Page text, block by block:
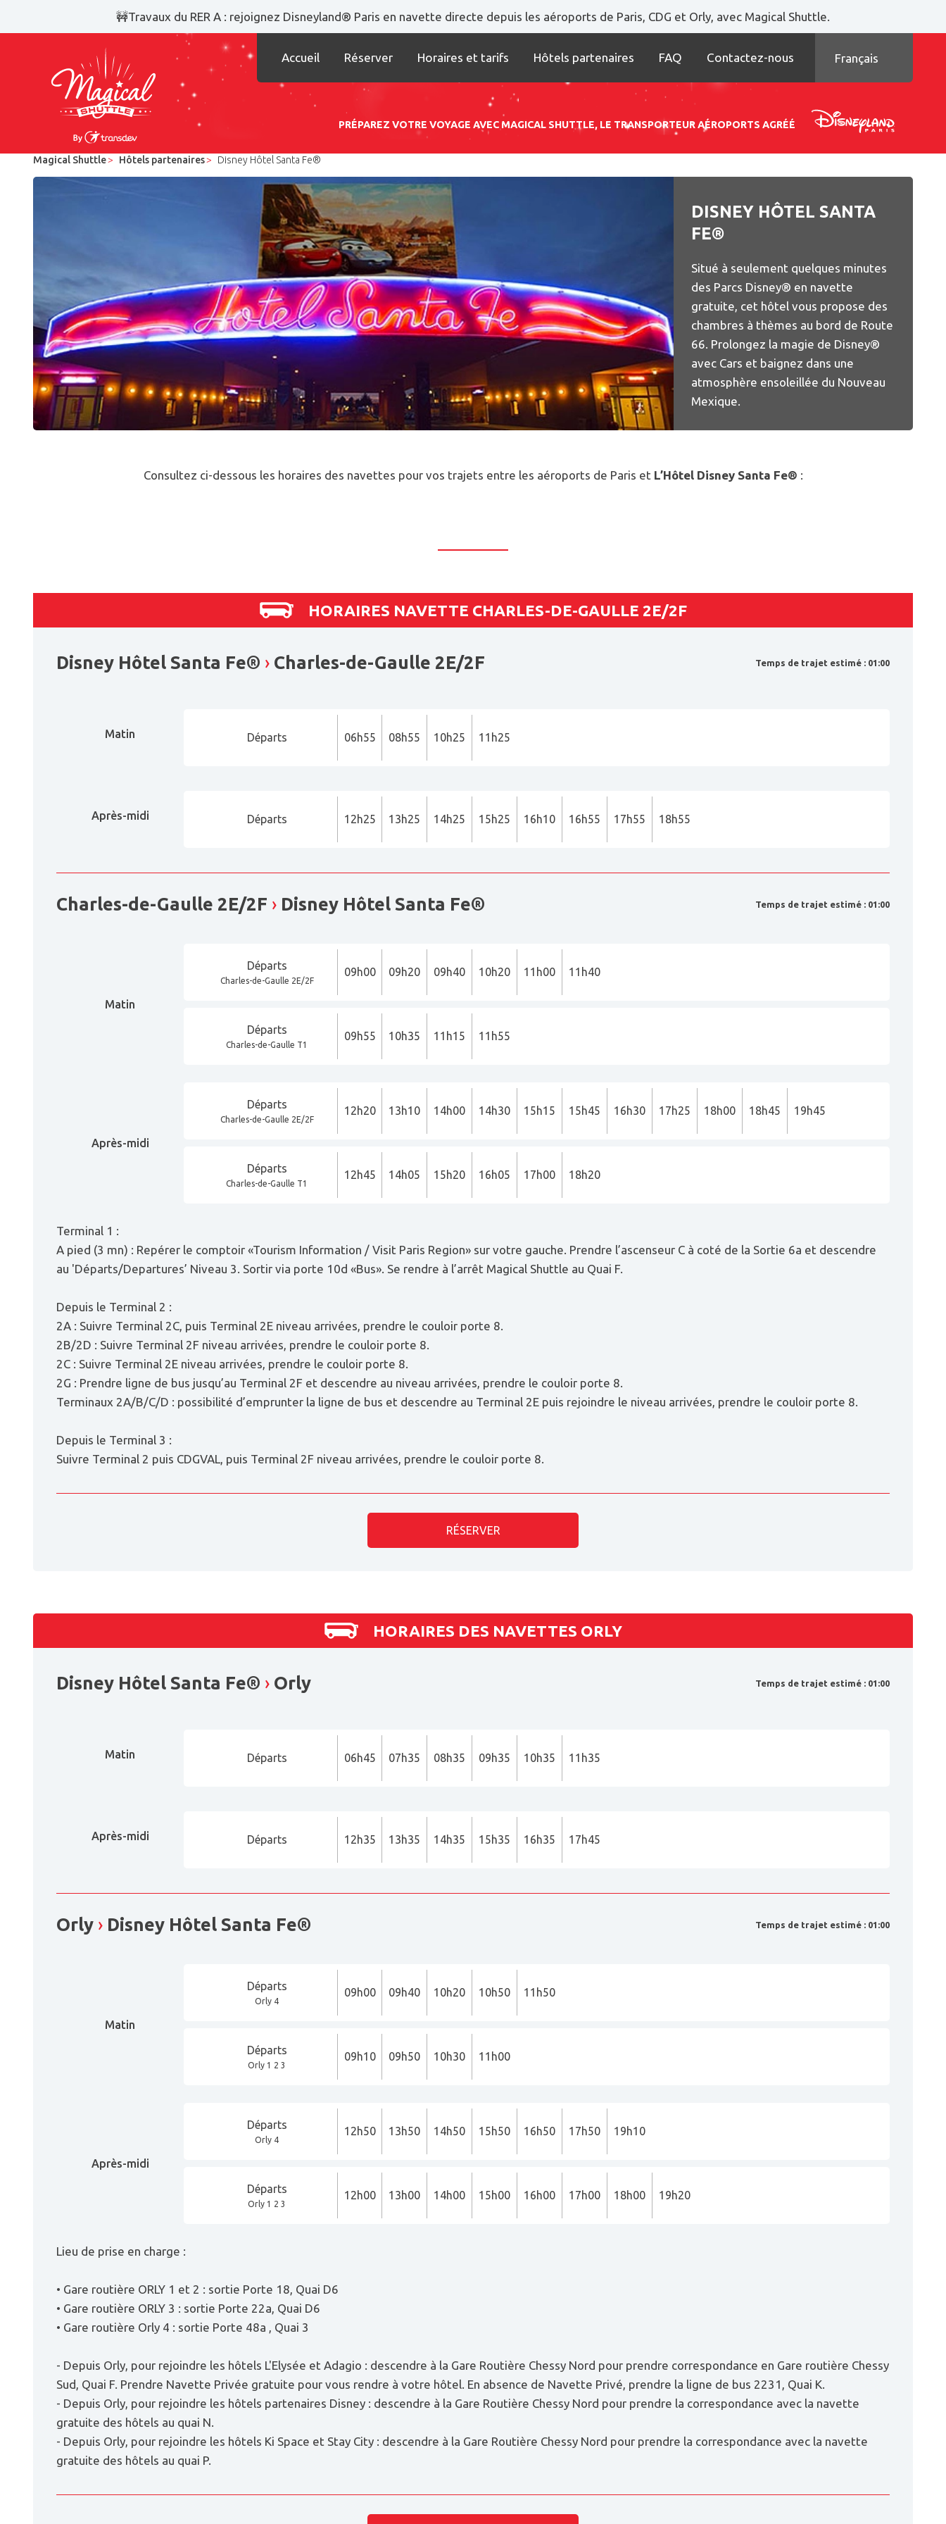
🚧Travaux du RER A : rejoignez Disneyland® Paris en navette directe depuis les aéroports de Paris, CDG et Orly, avec Magical Shuttle.
Accueil Réserver Horaires et tarifs Hôtels partenaires FAQ Contactez-nous Français
PRÉPAREZ VOTRE VOYAGE AVEC MAGICAL SHUTTLE, LE TRANSPORTEUR AÉROPORTS AGRÉÉ
Magical Shuttle Hôtels partenaires Disney Hôtel Santa Fe®
DISNEY HÔTEL SANTA
FE®
Situé à seulement quelques minutes
des Parcs Disney® en navette
gratuite, cet hôtel vous propose des
chambres à thèmes au bord de Route
66. Prolongez la magie de Disney®
avec Cars et baignez dans une
atmosphère ensoleillée du Nouveau
Mexique.
Consultez ci-dessous les horaires des navettes pour vos trajets entre les aéroports de Paris et L’Hôtel Disney Santa Fe® :
HORAIRES NAVETTE CHARLES-DE-GAULLE 2E/2F
Disney Hôtel Santa Fe® › Charles-de-Gaulle 2E/2F Temps de trajet estimé : 01:00
Matin Départs 06h55 08h55 10h25 11h25
Après-midi Départs 12h25 13h25 14h25 15h25 16h10 16h55 17h55 18h55
Charles-de-Gaulle 2E/2F › Disney Hôtel Santa Fe® Temps de trajet estimé : 01:00
Matin
Départs
Charles-de-Gaulle 2E/2F
09h00 09h20 09h40 10h20 11h00 11h40
Départs
Charles-de-Gaulle T1
09h55 10h35 11h15 11h55
Après-midi
Départs
Charles-de-Gaulle 2E/2F
12h20 13h10 14h00 14h30 15h15 15h45 16h30 17h25 18h00 18h45 19h45
Départs
Charles-de-Gaulle T1
12h45 14h05 15h20 16h05 17h00 18h20
Terminal 1 :
A pied (3 mn) : Repérer le comptoir «Tourism Information / Visit Paris Region» sur votre gauche. Prendre l’ascenseur C à coté de la Sortie 6a et descendre
au 'Départs/Departures’ Niveau 3. Sortir via porte 10d «Bus». Se rendre à l’arrêt Magical Shuttle au Quai F.
Depuis le Terminal 2 :
2A : Suivre Terminal 2C, puis Terminal 2E niveau arrivées, prendre le couloir porte 8.
2B/2D : Suivre Terminal 2F niveau arrivées, prendre le couloir porte 8.
2C : Suivre Terminal 2E niveau arrivées, prendre le couloir porte 8.
2G : Prendre ligne de bus jusqu’au Terminal 2F et descendre au niveau arrivées, prendre le couloir porte 8.
Terminaux 2A/B/C/D : possibilité d’emprunter la ligne de bus et descendre au Terminal 2E puis rejoindre le niveau arrivées, prendre le couloir porte 8.
Depuis le Terminal 3 :
Suivre Terminal 2 puis CDGVAL, puis Terminal 2F niveau arrivées, prendre le couloir porte 8.
RÉSERVER
HORAIRES DES NAVETTES ORLY
Disney Hôtel Santa Fe® › Orly Temps de trajet estimé : 01:00
Matin Départs 06h45 07h35 08h35 09h35 10h35 11h35
Après-midi Départs 12h35 13h35 14h35 15h35 16h35 17h45
Orly › Disney Hôtel Santa Fe® Temps de trajet estimé : 01:00
Matin
Départs
Orly 4
09h00 09h40 10h20 10h50 11h50
Départs
Orly 1 2 3
09h10 09h50 10h30 11h00
Après-midi
Départs
Orly 4
12h50 13h50 14h50 15h50 16h50 17h50 19h10
Départs
Orly 1 2 3
12h00 13h00 14h00 15h00 16h00 17h00 18h00 19h20
Lieu de prise en charge :
• Gare routière ORLY 1 et 2 : sortie Porte 18, Quai D6
• Gare routière ORLY 3 : sortie Porte 22a, Quai D6
• Gare routière Orly 4 : sortie Porte 48a , Quai 3
- Depuis Orly, pour rejoindre les hôtels L'Elysée et Adagio : descendre à la Gare Routière Chessy Nord pour prendre correspondance en Gare routière Chessy
Sud, Quai F. Prendre Navette Privée gratuite pour vous rendre à votre hôtel. En absence de Navette Privé, prendre la ligne de bus 2231, Quai K.
- Depuis Orly, pour rejoindre les hôtels partenaires Disney : descendre à la Gare Routière Chessy Nord pour prendre la correspondance avec la navette
gratuite des hôtels au quai N.
- Depuis Orly, pour rejoindre les hôtels Ki Space et Stay City : descendre à la Gare Routière Chessy Nord pour prendre la correspondance avec la navette
gratuite des hôtels au quai P.